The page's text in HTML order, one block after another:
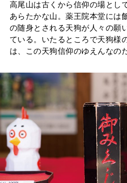
高尾山は古くから信仰の場とし
あらたかな山。薬王院本堂には
の随身とされる天狗が人々の願
ている。いたるところで天狗様
は、この天狗信仰のゆえんなの